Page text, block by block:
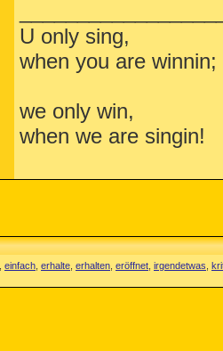
U only sing,
when you are winnin;
we only win,
when we are singin!
einfach erhalte erhalten eröffnet irgendetwas